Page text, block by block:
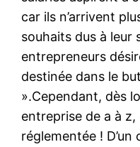
car ils n’arrivent
souhaits dus à
entrepreneurs
destinée dans le
».Cependant, dès
entreprise de a à
réglementée ! D’un